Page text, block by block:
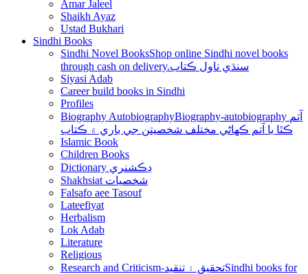
Amar Jaleel
Shaikh Ayaz
Ustad Bukhari
Sindhi Books
Sindhi Novel BooksShop online Sindhi novel books
through cash on delivery.سنڌي ناول ڪتاب
Siyasi Adab
Career build books in Sindhi
Profiles
Biography AutobiographyBiography-autobiography آتم
ڪٿا يا آتم ڪھاڻي مختلف شخصيتن جي باري ۾ ڪتاب
Islamic Book
Children Books
Dictionary ڊڪشنري
Shakhsiat شخصيات
Falsafo aee Tasouf
Lateefiyat
Herbalism
Lok Adab
Literature
Religious
Research and Criticism-تحقيق ۽ تنقيدSindhi books for